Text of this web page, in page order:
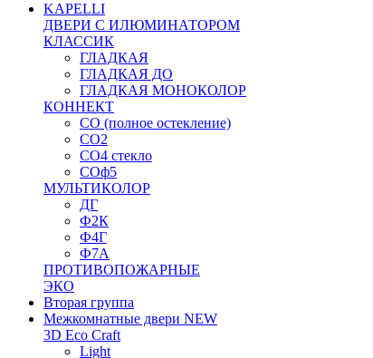
KAPELLI
ДВЕРИ С ИЛЮМИНАТОРОМ
КЛАССИК
ГЛАДКАЯ
ГЛАДКАЯ ДО
ГЛАДКАЯ МОНОКОЛОР
КОННЕКТ
СО (полное остекление)
СО2
СО4 стекло
СОф5
МУЛЬТИКОЛОР
ДГ
Ф2К
Ф4Г
Ф7А
ПРОТИВОПОЖАРНЫЕ
ЭКО
Вторая группа
Межкомнатные двери NEW
3D Eco Craft
Light